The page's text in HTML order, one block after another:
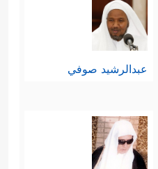
عبدالرشيد صوفي